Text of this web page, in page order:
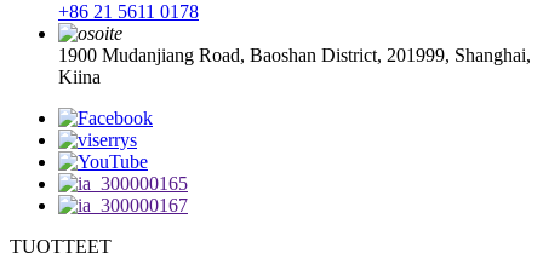
+86 21 5611 0178
1900 Mudanjiang Road, Baoshan District, 201999, Shanghai,
Kiina
TUOTTEET